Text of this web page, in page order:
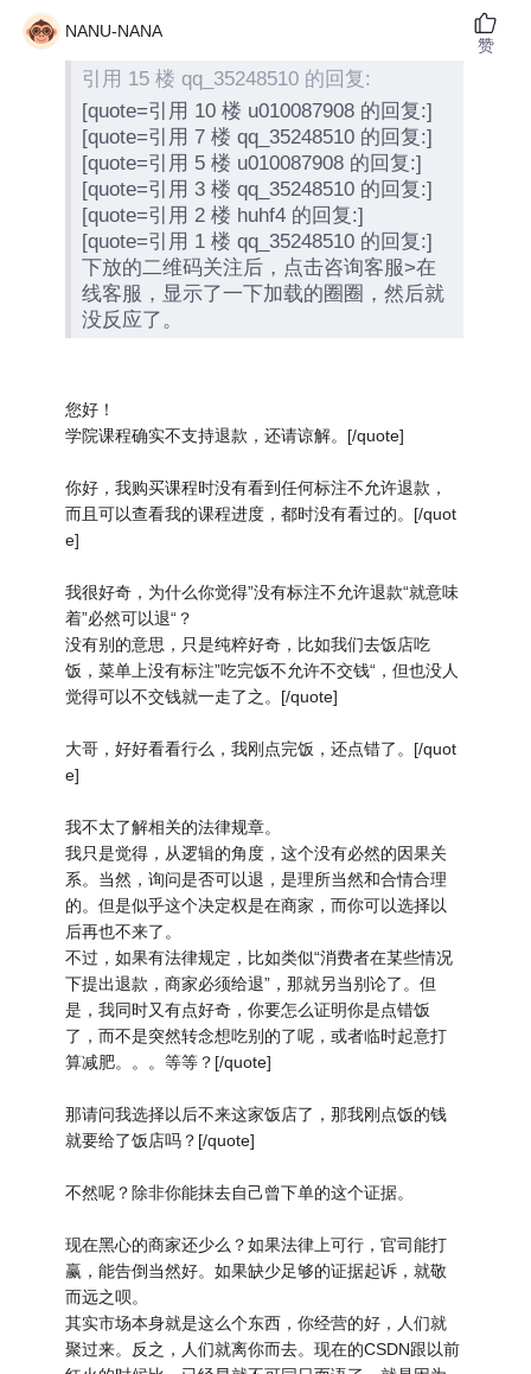
NANU-NANA
引用 15 楼 qq_35248510 的回复:
[quote=引用 10 楼 u010087908 的回复:]
[quote=引用 7 楼 qq_35248510 的回复:]
[quote=引用 5 楼 u010087908 的回复:]
[quote=引用 3 楼 qq_35248510 的回复:]
[quote=引用 2 楼 huhf4 的回复:]
[quote=引用 1 楼 qq_35248510 的回复:]
下放的二维码关注后，点击咨询客服>在
线客服，显示了一下加载的圈圈，然后就
没反应了。
您好！
学院课程确实不支持退款，还请谅解。[/quote]
你好，我购买课程时没有看到任何标注不允许退款，
而且可以查看我的课程进度，都时没有看过的。[/quot
e]
我很好奇，为什么你觉得”没有标注不允许退款“就意味
着”必然可以退“？
没有别的意思，只是纯粹好奇，比如我们去饭店吃
饭，菜单上没有标注”吃完饭不允许不交钱“，但也没人
觉得可以不交钱就一走了之。[/quote]
大哥，好好看看行么，我刚点完饭，还点错了。[/quot
e]
我不太了解相关的法律规章。
我只是觉得，从逻辑的角度，这个没有必然的因果关
系。当然，询问是否可以退，是理所当然和合情合理
的。但是似乎这个决定权是在商家，而你可以选择以
后再也不来了。
不过，如果有法律规定，比如类似“消费者在某些情况
下提出退款，商家必须给退”，那就另当别论了。但
是，我同时又有点好奇，你要怎么证明你是点错饭
了，而不是突然转念想吃别的了呢，或者临时起意打
算减肥。。。等等？[/quote]
那请问我选择以后不来这家饭店了，那我刚点饭的钱
就要给了饭店吗？[/quote]
不然呢？除非你能抹去自己曾下单的这个证据。
现在黑心的商家还少么？如果法律上可行，官司能打
赢，能告倒当然好。如果缺少足够的证据起诉，就敬
而远之呗。
其实市场本身就是这么个东西，你经营的好，人们就
聚过来。反之，人们就离你而去。现在的CSDN跟以前
赞